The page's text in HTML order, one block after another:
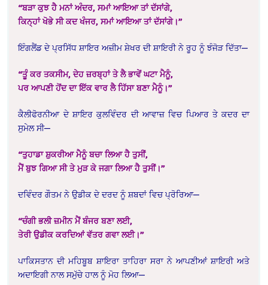
“ਬੜਾ ਕੁਝ ਹੈ ਮਨਾਂ ਅੰਦਰ, ਸਮਾਂ ਆਇਆ ਤਾਂ ਦੱਸਾਂਗੇ,
ਕਿਨ੍ਹਾਂ ਖੋਭੇ ਸੀ ਕਦ ਖੰਜਰ, ਸਮਾਂ ਆਇਆ ਤਾਂ ਦੱਸਾਂਗੇ।”
ਇੰਗਲੈਂਡ ਦੇ ਪ੍ਰਸਿੱਧ ਸ਼ਾਇਰ ਅਜ਼ੀਮ ਸ਼ੇਖਰ ਦੀ ਸ਼ਾਇਰੀ ਨੇ ਰੂਹ ਨੂੰ ਝੰਜੋੜ ਦਿੱਤਾ—
“ਤੂੰ ਕਰ ਤਕਸੀਮ, ਦੇਹ ਜ਼ਰਬ੍ਹਾਂ ਤੇ ਲੈ ਭਾਵੇਂ ਘਟਾ ਮੈਨੂੰ,
ਪਰ ਆਪਣੀ ਹੋਂਦ ਦਾ ਇੱਕ ਵਾਰ ਲੈ ਹਿੱਸਾ ਬਣਾ ਮੈਨੂੰ।”
ਕੈਲੀਫੋਰਨੀਆ ਦੇ ਸ਼ਾਇਰ ਕੁਲਵਿੰਦਰ ਦੀ ਆਵਾਜ਼ ਵਿਚ ਪਿਆਰ ਤੇ ਕਦਰ ਦਾ
ਸੁਮੇਲ ਸੀ—
“ਤੁਹਾਡਾ ਸ਼ੁਕਰੀਆ ਮੈਨੂੰ ਬਚਾ ਲਿਆ ਹੈ ਤੁਸੀਂ,
ਮੈਂ ਬੁਝ ਗਿਆ ਸੀ ਤੇ ਮੁੜ ਕੇ ਜਗਾ ਲਿਆ ਹੈ ਤੁਸੀਂ।”
ਦਵਿੰਦਰ ਗੌਤਮ ਨੇ ਉਡੀਕ ਦੇ ਦਰਦ ਨੂੰ ਸ਼ਬਦਾਂ ਵਿਚ ਪ੍ਰੋਰਿਆ—
“ਚੰਗੀ ਭਲੀ ਜ਼ਮੀਨ ਮੈਂ ਬੰਜਰ ਬਣਾ ਲਈ,
ਤੇਰੀ ਉਡੀਕ ਕਰਦਿਆਂ ਵੱਤਰ ਗਵਾ ਲਈ।”
ਪਾਕਿਸਤਾਨ ਦੀ ਮਹਿਬੂਬ ਸ਼ਾਇਰਾ ਤਾਹਿਰਾ ਸਰਾ ਨੇ ਆਪਣੀਆਂ ਸ਼ਾਇਰੀ ਅਤੇ
ਅਦਾਇਗੀ ਨਾਲ ਸਮੁੱਚੇ ਹਾਲ ਨੂੰ ਮੋਹ ਲਿਆ—